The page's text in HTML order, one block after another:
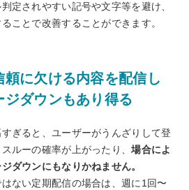
定されやすい記号や文字等を避け、
ことで改善することができます。
に欠ける内容を配信し
ダウンもあり得る
ぎると、ユーザーがうんざりして登
ルーの確率が上がったり、場合によ
ダウンにもなりかねません。
ない定期配信の場合は、週に1回〜